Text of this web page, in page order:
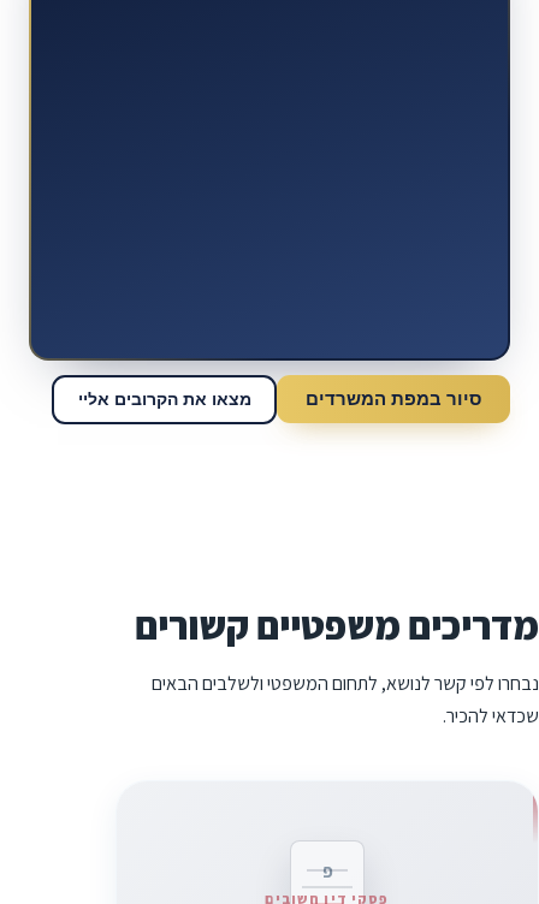
סיור במפת המשרדים מצאו את הקרובים אליי
מדריכים משפטיים קשורים
נבחרו לפי קשר לנושא, לתחום המשפטי ולשלבים הבאים
שכדאי להכיר.
פ
פסקי דין חשובים